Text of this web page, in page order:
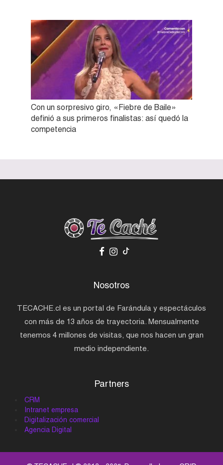
Con un sorpresivo giro, «Fiebre de Baile»
definió a sus primeros finalistas: así quedó la
competencia
Nosotros
TECACHE.cl es un portal de Farándula y espectáculos
con más de 13 años de trayectoria. Mensualmente
tenemos 4 millones de visitas, que nos hacen un gran
medio independiente.
Partners
CRM
Intranet empresa
Digitalización comercial
Agencia Digital